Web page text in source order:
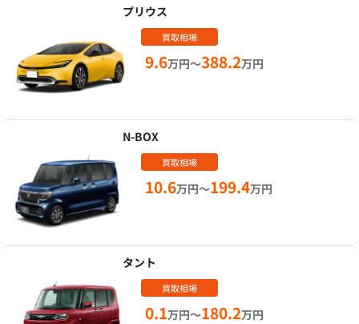
プリウス
買取相場
9.6万円～388.2万円
N-BOX
買取相場
10.6万円～199.4万円
タント
買取相場
0.1万円～180.2万円